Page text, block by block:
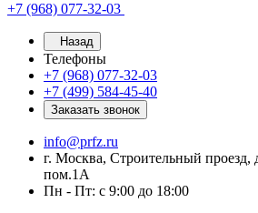
+7 (968) 077-32-03
Назад
Телефоны
+7 (968) 077-32-03
+7 (499) 584-45-40
Заказать звонок
info@prfz.ru
г. Москва, Строительный проезд,
пом.1А
Пн - Пт: с 9:00 до 18:00